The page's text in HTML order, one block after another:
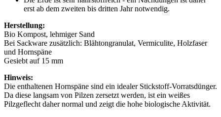
erst ab dem zweiten bis dritten Jahr notwendig.
Herstellung:
Bio Kompost, lehmiger Sand
Bei Sackware zusätzlich: Blähtongranulat, Vermiculite, Holzfaser
und Hornspäne
Gesiebt auf 15 mm
Hinweis:
Die enthaltenen Hornspäne sind ein idealer Stickstoff-Vorratsdünger.
Da diese langsam von Pilzen zersetzt werden, ist ein weißes
Pilzgeflecht daher normal und zeigt die hohe biologische Aktivität.